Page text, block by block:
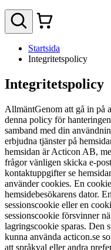
Startsida
Integritetspolicy
Integritetspolicy
AllmäntGenom att gå in på
denna policy för
samband med din
erbjudna tjänster på
hemsidan är Acticon AB,
frågor vänligen skicka e-
kontaktuppgifter se
använder cookies. En
hemsidebesökarens dator.
sessionscookie eller en
sessionscookie försvinner
lagringscookie sparas. Den
kunna använda acticon.se
att språkval eller andra